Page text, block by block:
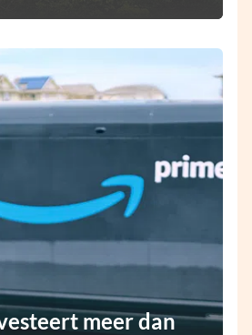
meer dan